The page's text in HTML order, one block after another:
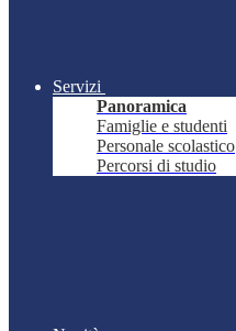
Servizi
Panoramica
Famiglie e studenti
Personale scolastico
Percorsi di studio